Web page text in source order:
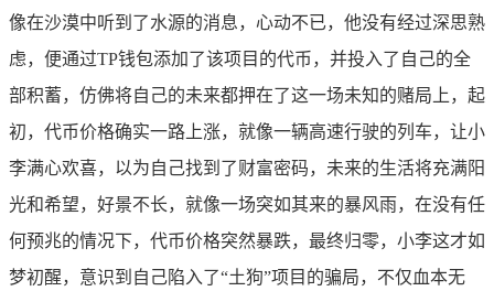
像在沙漠中听到了水源的消息，心动不已，他没有经过深思熟
虑，便通过TP钱包添加了该项目的代币，并投入了自己的全
部积蓄，仿佛将自己的未来都押在了这一场未知的赌局上，起
初，代币价格确实一路上涨，就像一辆高速行驶的列车，让小
李满心欢喜，以为自己找到了财富密码，未来的生活将充满阳
光和希望，好景不长，就像一场突如其来的暴风雨，在没有任
何预兆的情况下，代币价格突然暴跌，最终归零，小李这才如
梦初醒，意识到自己陷入了“土狗”项目的骗局，不仅血本无